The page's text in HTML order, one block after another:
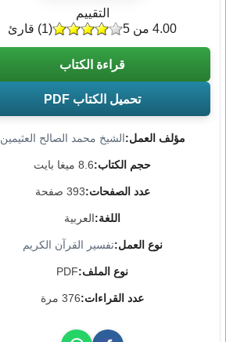
مؤلف العمل:الشيخ محمد الصالح العثيمين
حجم الكتاب:8.6 ميغا بايت
عدد الصفحات:393 صفحة
اللغة:العربية
نوع العمل:تفسير القرآن الكريم
نوع الملف:PDF
عدد القراءات:376 مرة
التقييم
(
1) قارئ 4.00 من 5
قراءة الكتاب
تحميل الكتاب PDF